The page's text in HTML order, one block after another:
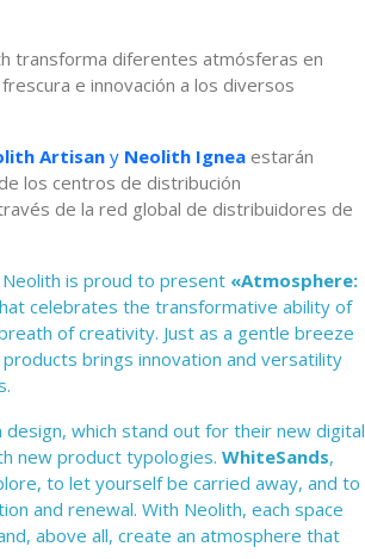
transforma diferentes atmósferas en
e innovación a los diversos
Artisany Neolith Ignea estarán
los centros de distribución
de la red global de distribuidores de
is proud to present «Atmosphere:
celebrates the transformative ability of
of creativity. Just as a gentle breeze
brings innovation and versatility
which stand out for their new digital
new product typologies. WhiteSands,
to let yourself be carried away, and to
and renewal. With Neolith, each space
above all, create an atmosphere that